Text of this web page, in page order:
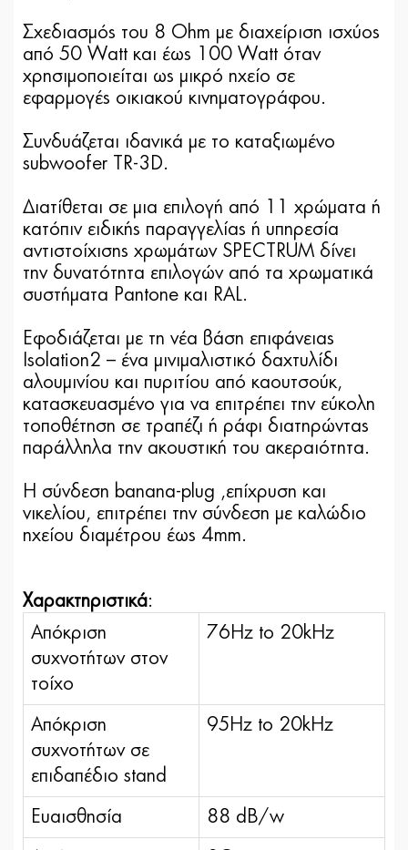
Σχεδιασμός του 8 Ohm με διαχείριση ισχύος
από 50 Watt και έως 100 Watt όταν
χρησιμοποιείται ως μικρό ηχείο σε
εφαρμογές οικιακού κινηματογράφου.
Συνδυάζεται ιδανικά με το καταξιωμένο
subwoofer TR-3D.
Διατίθεται σε μια επιλογή από 11 χρώματα ή
κατόπιν ειδικής παραγγελίας ή υπηρεσία
αντιστοίχισης χρωμάτων SPECTRUM δίνει
την δυνατότητα επιλογών από τα χρωματικά
συστήματα Pantone και RAL.
Εφοδιάζεται με τη νέα βάση επιφάνειας
Isolation2 – ένα μινιμαλιστικό δαχτυλίδι
αλουμινίου και πυριτίου από καουτσούκ,
κατασκευασμένο για να επιτρέπει την εύκολη
τοποθέτηση σε τραπέζι ή ράφι διατηρώντας
παράλληλα την ακουστική του ακεραιότητα.
Η σύνδεση banana-plug ,επίχρυση και
νικελίου, επιτρέπει την σύνδεση με καλώδιο
ηχείου διαμέτρου έως 4mm.
Χαρακτηριστικά:
Απόκριση
συχνοτήτων στον
τοίχο
76Hz to 20kHz
Απόκριση
συχνοτήτων σε
επιδαπέδιο stand
95Hz to 20kHz
Ευαισθησία 88 dB/w